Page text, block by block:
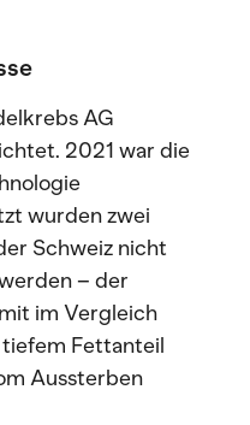
AG
2021 war die
wurden zwei
Schweiz nicht
– der
im Vergleich
Fettanteil
Aussterben